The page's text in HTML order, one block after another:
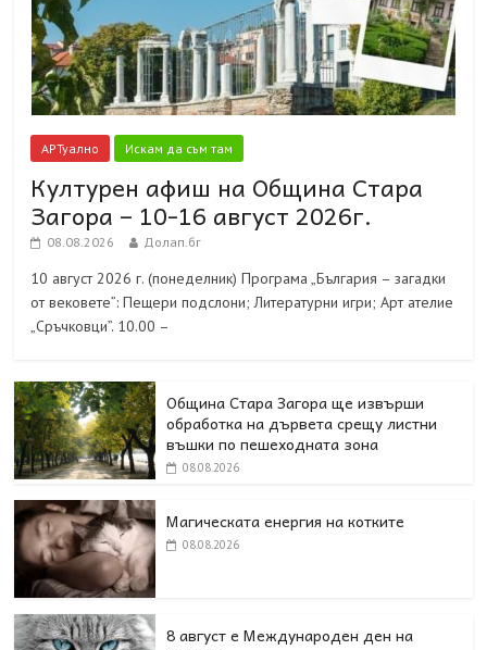
АРТуално Искам да съм там
Културен афиш на Община Стара
Загора – 10-16 август 2026г.
08.08.2026 Долап.бг
10 август 2026 г. (понеделник) Програма „България – загадки
от вековете”: Пещери подслони; Литературни игри; Арт ателие
„Сръчковци”. 10.00 –
Община Стара Загора ще извърши
обработка на дървета срещу листни
въшки по пешеходната зона
08.08.2026
Магическата енергия на котките
08.08.2026
8 август е Международен ден на